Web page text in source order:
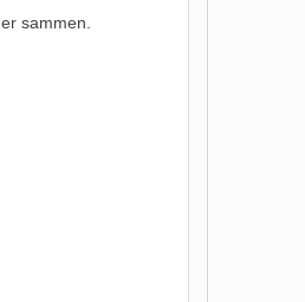
sammen.